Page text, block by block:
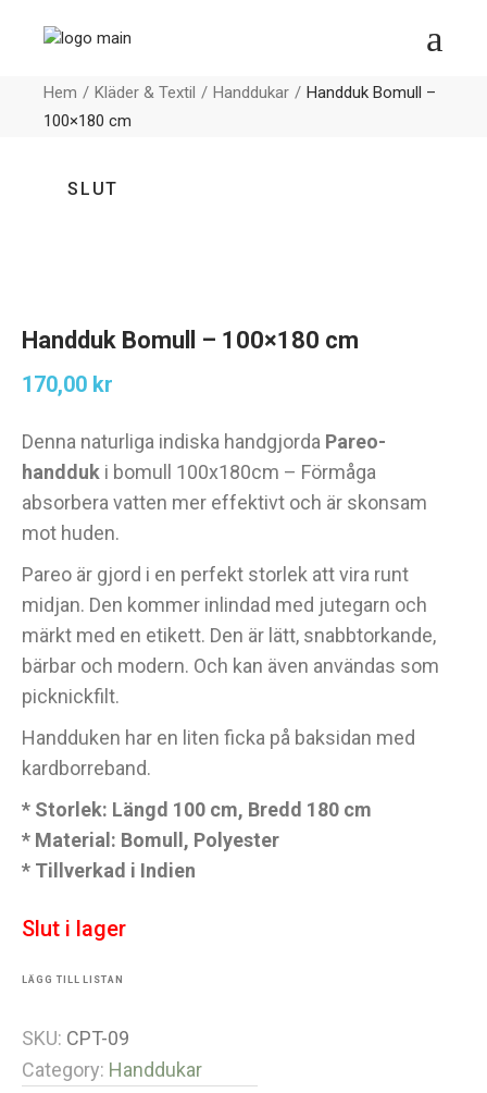
Hem Kläder & Textil Handdukar
Handduk Bomull –
100×180 cm
SLUT
Handduk Bomull – 100×180 cm
170,00 kr
Denna naturliga indiska handgjorda Pareo-
handduk i bomull 100x180cm – Förmåga
absorbera vatten mer effektivt och är skonsam
mot huden.
Pareo är gjord i en perfekt storlek att vira runt
midjan. Den kommer inlindad med jutegarn och
märkt med en etikett. Den är lätt, snabbtorkande,
bärbar och modern. Och kan även användas som
picknickfilt.
Handduken har en liten ficka på baksidan med
kardborreband.
* Storlek: Längd 100 cm, Bredd 180 cm
* Material: Bomull, Polyester
* Tillverkad i Indien
Slut i lager
LÄGG TILL LISTAN
SKU: CPT-09
Category: Handdukar